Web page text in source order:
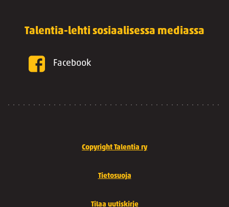
Talentia-lehti sosiaalisessa mediassa
Facebook
Copyright Talentia ry
Tietosuoja
Tilaa uutiskirje